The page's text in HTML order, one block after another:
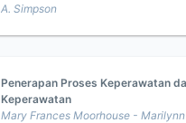
A. Simpson
Penerapan Proses Keperawatan
Keperawatan
Mary Frances Moorhouse -